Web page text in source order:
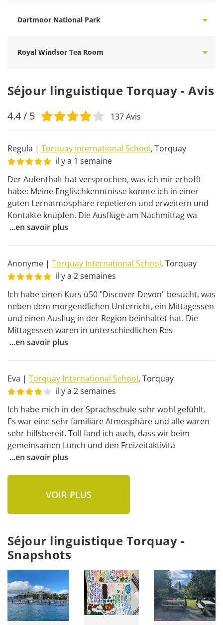
Dartmoor National Park
Royal Windsor Tea Room
Séjour linguistique Torquay - Avis
4.4/ 5 137Avis
Regula | Torquay International School, Torquay
il y a 1 semaine
Der Aufenthalt hat versprochen, was ich mir erhofft
habe: Meine Englischkenntnisse konnte ich in einer
guten Lernatmosphäre repetieren und erweitern und
Kontakte knüpfen. Die Ausflüge am Nachmittag wa
...en savoir plus
Anonyme | Torquay International School, Torquay
il y a 2 semaines
Ich habe einen Kurs ü50 "Discover Devon" besucht, was
neben dem morgendlichen Unterricht, ein Mittagessen
und einen Ausflug in der Region beinhaltet hat. Die
Mittagessen waren in unterschiedlichen Res
...en savoir plus
Eva | Torquay International School, Torquay
il y a 2 semaines
Ich habe mich in der Sprachschule sehr wohl gefühlt.
Es war eine sehr familiäre Atmosphäre und alle waren
sehr hilfsbereit. Toll fand ich auch, dass wir beim
gemeinsamen Lunch und den Freizeitaktivitä
...en savoir plus
VOIR PLUS
Séjour linguistique Torquay -
Snapshots